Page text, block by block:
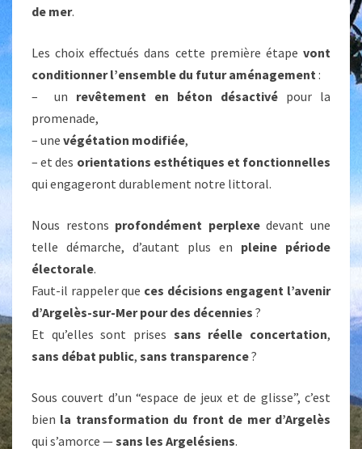
de mer.
Les choix effectués dans cette première étape vont
conditionner l’ensemble du futur aménagement:
– un revêtement en béton désactivé pour la
promenade,
– une végétation modifiée,
– et des orientations esthétiques et fonctionnelles
qui engageront durablement notre littoral.
Nous restons profondément perplexedevant une
telle démarche, d’autant plus en pleine période
électorale.
Faut-il rappeler que ces décisions engagent l’avenir
d’Argelès-sur-Mer pour des décennies ?
Et qu’elles sont prises sans réelle concertation,
sans débat public, sans transparence?
Sous couvert d’un “espace de jeux et de glisse”, c’est
bien la transformation du front de mer d’Argelès
qui s’amorce —sans les Argelésiens.